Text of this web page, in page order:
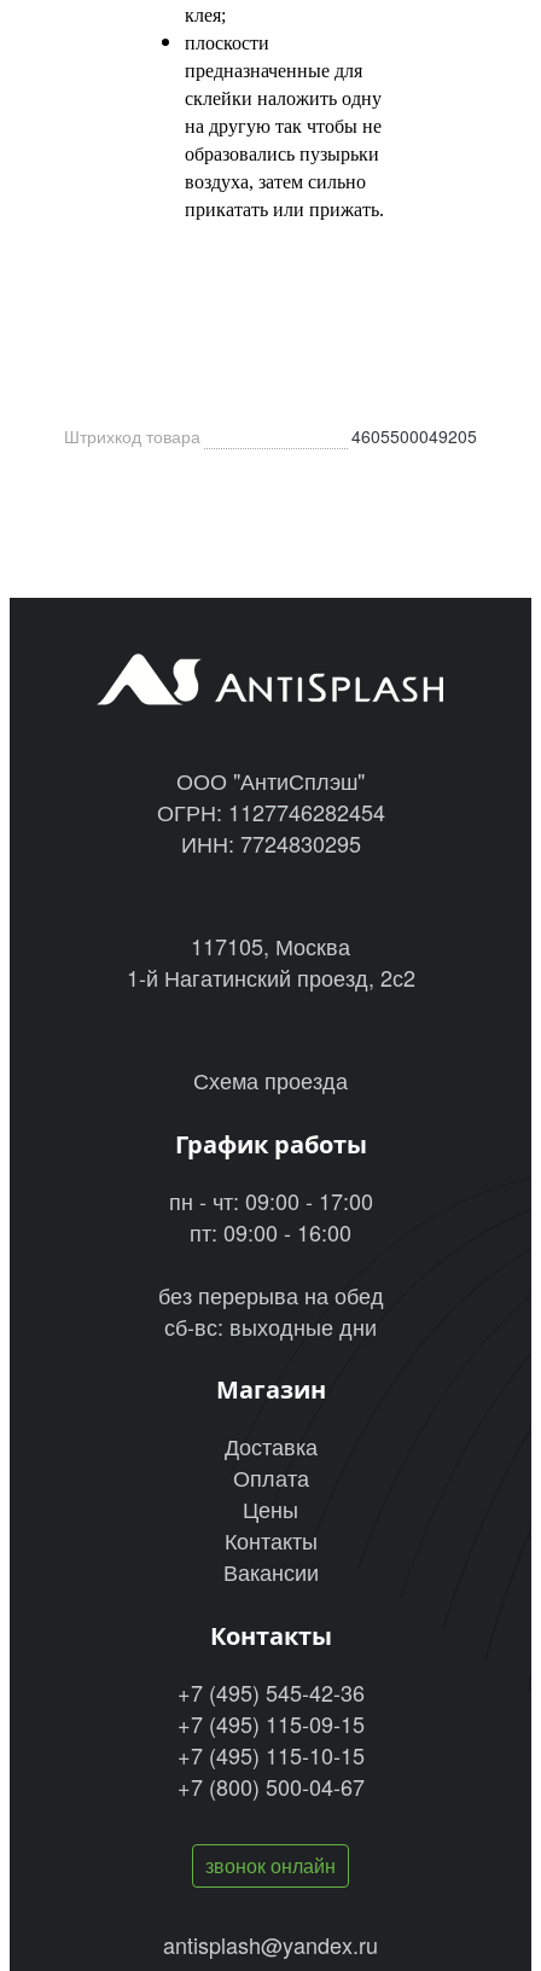
клея;
плоскости
предназначенные для
склейки наложить одну
на другую так чтобы не
образовались пузырьки
воздуха, затем сильно
прикатать или прижать.
Штрихкод товара 4605500049205
ООО "АнтиСплэш"
ОГРН: 1127746282454
ИНН: 7724830295
117105, Москва
1-й Нагатинский проезд, 2с2
Схема проезда
График работы
пн - чт: 09:00 - 17:00
пт: 09:00 - 16:00
без перерыва на обед
сб-вс: выходные дни
Магазин
Доставка
Оплата
Цены
Контакты
Вакансии
Контакты
+7 (495) 545-42-36
+7 (495) 115-09-15
+7 (495) 115-10-15
+7 (800) 500-04-67
звонок онлайн
antisplash@yandex.ru